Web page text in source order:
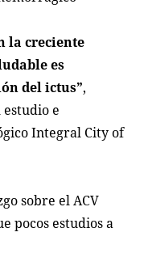
la creciente
es
del ictus”,
e
Integral City of
sobre el ACV
pocos estudios a